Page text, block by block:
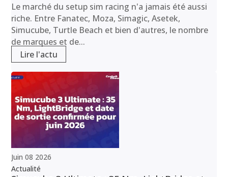
Le marché du setup sim racing n'a jamais été aussi
riche. Entre Fanatec, Moza, Simagic, Asetek,
Simucube, Turtle Beach et bien d'autres, le nombre
de marques et de...
Lire l'actu
Juin 08 2026
Actualité